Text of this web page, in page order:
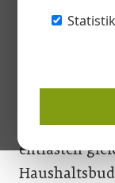
Statistik
mit
der
Konjunktur
entlasten